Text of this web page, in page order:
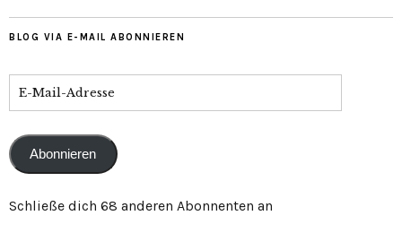
BLOG VIA E-MAIL ABONNIEREN
Abonnieren
Schließe dich 68 anderen Abonnenten an